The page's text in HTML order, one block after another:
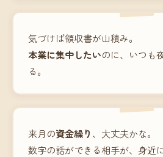
気づけば領収書が山積み。
本業に集中したいのに、いつも
る。
来月の資金繰り 、大丈夫かな。
数字の話ができる相手が、身近